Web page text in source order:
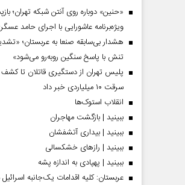
«حنین» دوباره روی آنتن شبکه تهران؛
ویژه‌برنامه عاشورایی با اجرای حامد
هشدار بی‌سابقه صنعا به عربستان؛
تنش با پاسخ سنگین روبه‌رو می‌شود»
پلیس تهران از دستگیری قاتلان تا کشف
سرقت ۱۰ میلیاردی خبر داد
انقلاب استوک‌ها
ببینید | بازگشت مهاجران
ببینید | بیداری آتشفشان
ببینید | رازهای خشکسالی
ببینید | پهپادی به اندازه پشه
عربستان: کلیه اقدامات یک‌جانبه اسرائیل